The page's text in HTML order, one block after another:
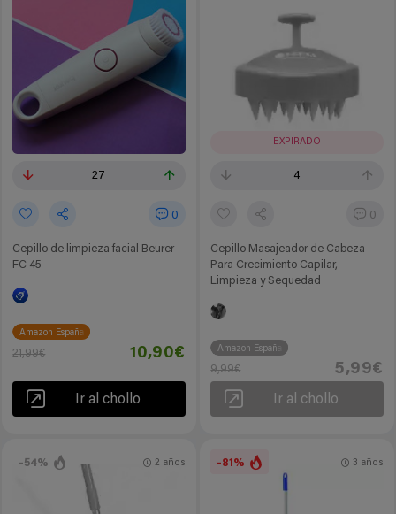
27
0
Cepillo de limpieza facial Beurer
FC 45
Amazon España
21,99€ 10,90€
Ir al chollo
EXPIRADO
4
0
Cepillo Masajeador de Cabeza
Para Crecimiento Capilar,
Limpieza y Sequedad
Amazon España
9,99€ 5,99€
Ir al chollo
-54% 2 años -81% 3 años